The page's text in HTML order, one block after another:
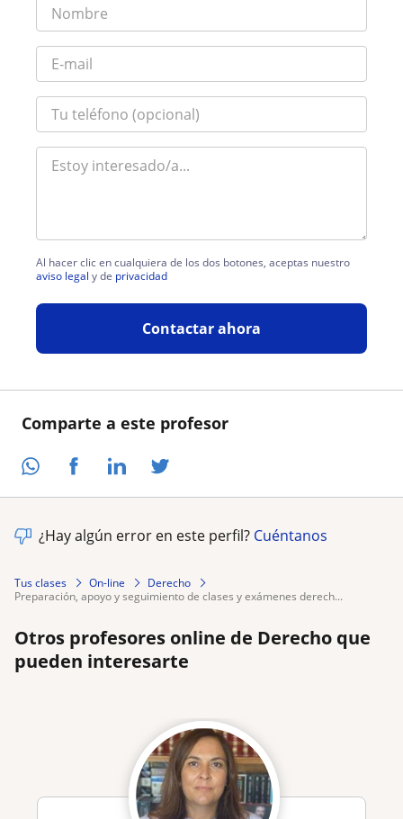
Comparte a este profesor
Al hacer clic en cualquiera de los dos botones, aceptas nuestro
aviso legal y de privacidad
Contactar ahora
¿Hay algún error en este perfil? Cuéntanos
Tus clases On-line
Derecho
preparación, apoyo y seguimiento de clases y exámenes derech...
Otros profesores online de Derecho que
pueden interesarte